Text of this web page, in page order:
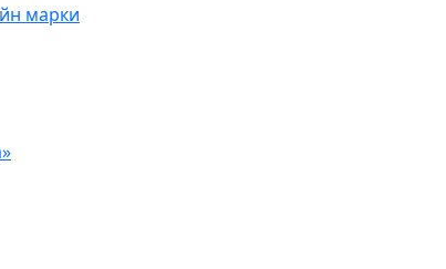
марки